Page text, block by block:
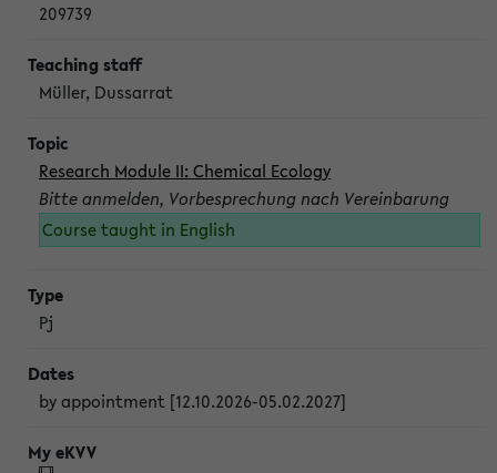
209739
Müller, Dussarrat
Research Module II: Chemical Ecology
Bitte anmelden, Vorbesprechung nach Vereinbarung
Course taught in English
Pj
by appointment [12.10.2026-05.02.2027]